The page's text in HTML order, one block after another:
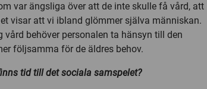
var ängsliga över att de inte skulle få vård, att
visar att vi ibland glömmer själva människan.
vård behöver personalen ta hänsyn till den
följsamma för de äldres behov.
tid till det sociala samspelet?